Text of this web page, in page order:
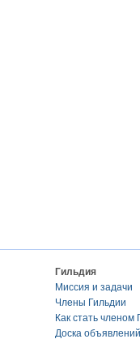
Гильдия
Миссия и задачи
Члены Гильдии
Как стать членом
Доска объявлений